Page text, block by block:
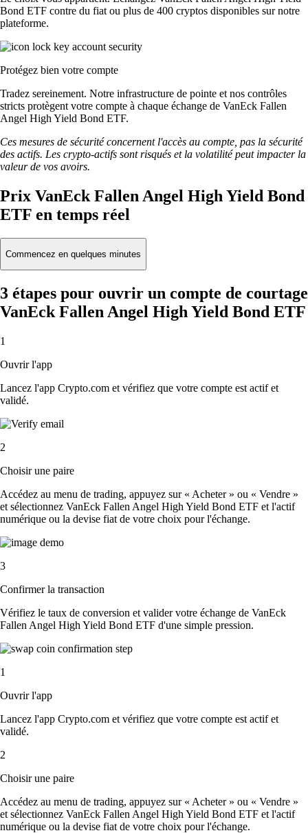
Bond ETF contre du fiat ou plus de 400 cryptos disponibles sur notre
plateforme.
Protégez bien votre compte
Tradez sereinement. Notre infrastructure de pointe et nos contrôles
stricts protègent votre compte à chaque échange de VanEck Fallen
Angel High Yield Bond ETF.
Ces mesures de sécurité concernent l'accès au compte, pas la sécurité
des actifs. Les crypto-actifs sont risqués et la volatilité peut impacter la
valeur de vos avoirs.
Prix VanEck Fallen Angel High Yield Bond
ETF en temps réel
Commencez en quelques minutes
3 étapes pour ouvrir un compte de courtage
VanEck Fallen Angel High Yield Bond ETF
1
Ouvrir l'app
Lancez l'app Crypto.com et vérifiez que votre compte est actif et
validé.
2
Choisir une paire
Accédez au menu de trading, appuyez sur « Acheter » ou « Vendre »
et sélectionnez VanEck Fallen Angel High Yield Bond ETF et l'actif
numérique ou la devise fiat de votre choix pour l'échange.
3
Confirmer la transaction
Vérifiez le taux de conversion et valider votre échange de VanEck
Fallen Angel High Yield Bond ETF d'une simple pression.
1
Ouvrir l'app
Lancez l'app Crypto.com et vérifiez que votre compte est actif et
validé.
2
Choisir une paire
Accédez au menu de trading, appuyez sur « Acheter » ou « Vendre »
et sélectionnez VanEck Fallen Angel High Yield Bond ETF et l'actif
numérique ou la devise fiat de votre choix pour l'échange.